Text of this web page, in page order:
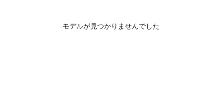
モデルが見つかりませんでした